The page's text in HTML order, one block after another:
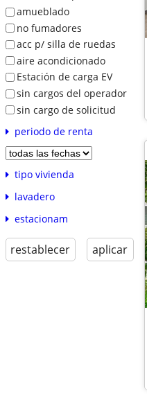
amueblado
no fumadores
acc p/ silla de ruedas
aire acondicionado
Estación de carga EV
sin cargos del operador
sin cargo de solicitud
periodo de renta
tipo vivienda
lavadero
estacionam
restablecer aplicar